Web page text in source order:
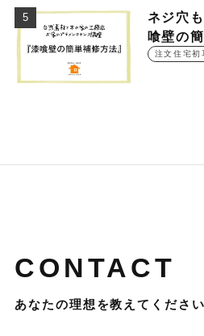
ネジ穴
喰壁の
注文住宅初
CONTACT
あなたの理想を教えてください